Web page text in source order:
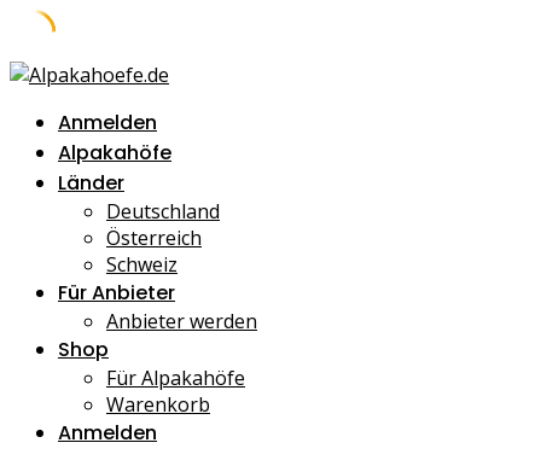
Skip
contentAnmelden
Alpakahöfe
Länder
Deutschland
Österreich
Schweiz
Für Anbieter
Anbieter werden
Shop
Für Alpakahöfe
Warenkorb
Anmelden